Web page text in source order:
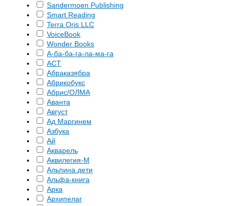
Sandermoen Publishing
Smart Reading
Terra Oris LLC
VoiceBook
Wonder Books
А-ба-ба-га-ла-ма-га
АСТ
Абраказябра
Абрикобукс
Абрис/ОЛМА
Аванта
Август
Ад Маргинем
Азбука
Ай
Акварель
Аквилегия-М
Альпина.дети
Альфа-книга
Арка
Архипелаг